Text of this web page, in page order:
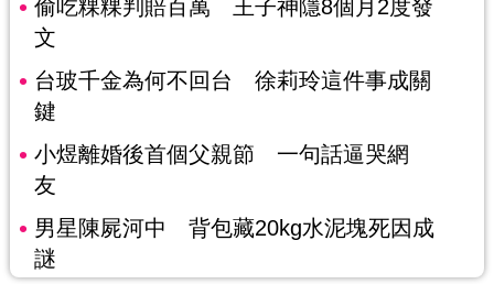
偷吃粿粿判賠百萬 王子神隱8個月2度發
文
台玻千金為何不回台 徐莉玲這件事成關
鍵
小煜離婚後首個父親節 一句話逼哭網
友
男星陳屍河中 背包藏20kg水泥塊死因成
謎